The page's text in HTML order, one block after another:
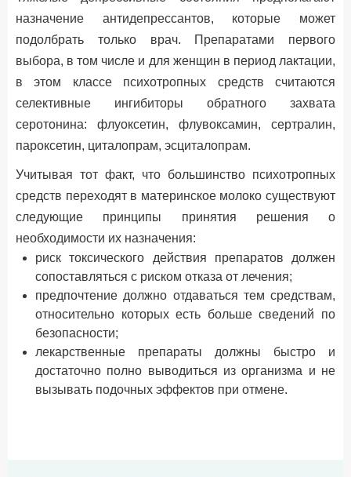
назначение антидепрессантов, которые может
подолбрать только врач. Препаратами первого
выбора, в том числе и для женщин в период лактации,
в этом классе психотропных средств считаются
селективные ингибиторы обратного захвата
серотонина: флуоксетин, флувоксамин, сертралин,
пароксетин, циталопрам, эсциталопрам.
Учитывая тот факт, что большинство психотропных
средств переходят в материнское молоко существуют
следующие принципы принятия решения о
необходимости их назначения:
риск токсического действия препаратов должен
сопоставляться с риском отказа от лечения;
предпочтение должно отдаваться тем средствам,
относительно которых есть больше сведений по
безопасности;
лекарственные препараты должны быстро и
достаточно полно выводиться из организма и не
вызывать подочных эффектов при отмене.